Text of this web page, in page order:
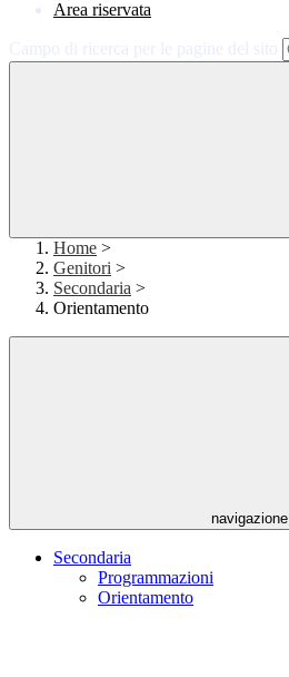
Area riservata
Home >
Genitori >
Secondaria >
Orientamento
navigazione
Secondaria
Programmazioni
Orientamento